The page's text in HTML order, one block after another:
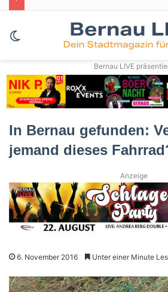
Skin umschalten
Bernau LIVE
In Bernau gefunden:
jemand dieses
Anzeige
6. November 2016 Unter einer Minute